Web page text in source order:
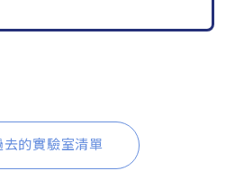
去的實驗室清單